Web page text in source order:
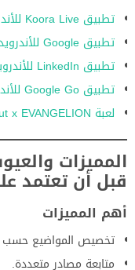
تطبيق Koora Live للأندرويد: متابعة مباريات اليوم بسهولة
تطبيق Google للأندرويد – كل ما تحتاجه بسهولة
تطبيق LinkedIn للأندرويد – أحدث إصدار بسهولة وأمان
تطبيق Google Go للأندرويد – تصفح سريع وخفيف للهاتف
لعبة Knives out x EVANGELION: تعاون مثير وحصري
قبل أن تعتمد
أهم المميزات
تخصيص المواضيع حسب
متابعة مصادر متعددة.